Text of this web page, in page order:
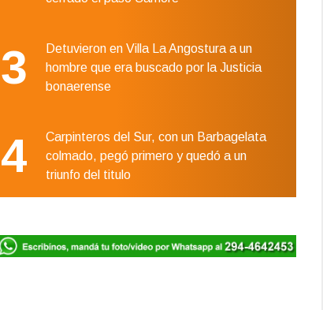
3
Detuvieron en Villa La Angostura a un
hombre que era buscado por la Justicia
bonaerense
4
Carpinteros del Sur, con un Barbagelata
colmado, pegó primero y quedó a un
triunfo del titulo